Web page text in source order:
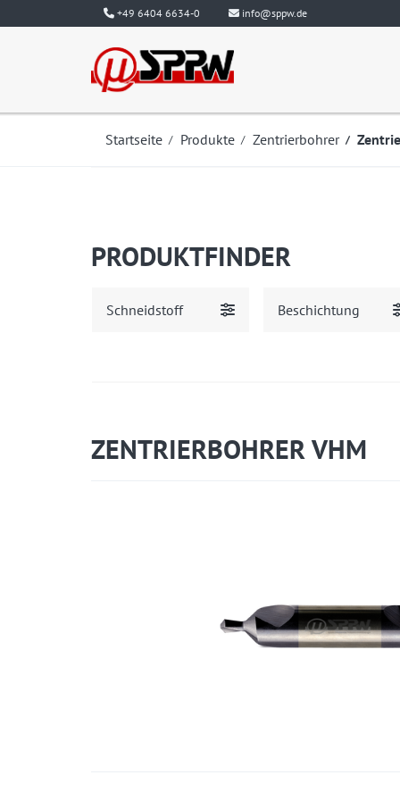
+49 6404 6634-0 info@sppw.de
Startseite Produkte Zentrierbohrer
PRODUKTFINDER
Schneidstoff Beschichtung
ZENTRIERBOHRER VHM